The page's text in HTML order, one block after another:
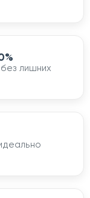
лишних